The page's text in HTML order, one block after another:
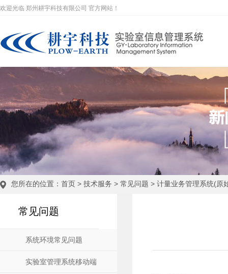
欢迎光临 郑州耕宇科技有限公司 官方网站！
您所在的位置： 首页 > 技术服务 > 常见问题 > 计量业务管理系统(原
常见问题
系统环境常见问题
实验室管理系统移动端